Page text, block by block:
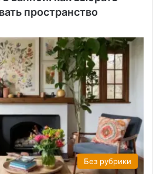
пространство
Без рубрики